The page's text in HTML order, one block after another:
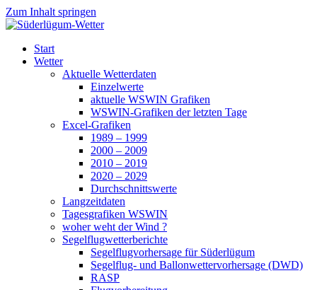
Zum Inhalt springen
Süderlügum-Wetter
Start
Wetter
Aktuelle Wetterdaten
Einzelwerte
aktuelle WSWIN Grafiken
WSWIN-Grafiken der letzten Tage
Excel-Grafiken
1989 – 1999
2000 – 2009
2010 – 2019
2020 – 2029
Durchschnittswerte
Langzeitdaten
Tagesgrafiken WSWIN
woher weht der Wind ?
Segelflugwetterberichte
Segelflugvorhersage für Süderlügum
Segelflug- und Ballonwettervorhersage (DWD)
RASP